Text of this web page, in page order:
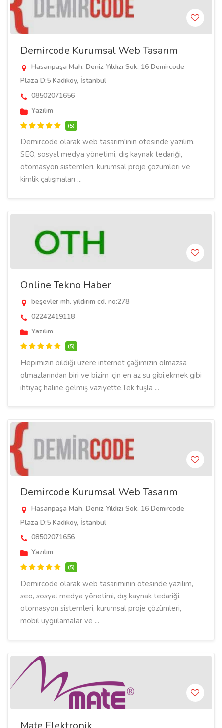
Demircode Kurumsal Web Tasarım
Hasanpaşa Mah. Deniz Yıldızı Sok. 16 Demircode
Plaza D:5 Kadıköy, İstanbul
08502071656
Yazılım
(5)
Demircode olarak web tasarım'ının ötesinde yazılım,
SEO, sosyal medya yönetimi, dış kaynak tedariği,
otomasyon sistemleri, kurumsal proje çözümleri ve
kimlik çalışmaları ...
Online Tekno Haber
beşevler mh. yıldırım cd. no:278
02242419118
Yazılım
(5)
Hepimizin bildiği üzere internet çağımızın olmazsa
olmazlarından biri ve bizim için en az su gibi,ekmek gibi
ihtiyaç haline gelmiş vaziyette.Tek tuşla ...
Demircode Kurumsal Web Tasarım
Hasanpaşa Mah. Deniz Yıldızı Sok. 16 Demircode
Plaza D:5 Kadıköy, İstanbul
08502071656
Yazılım
(5)
Demircode olarak web tasarımının ötesinde yazılım,
seo, sosyal medya yönetimi, dış kaynak tedariği,
otomasyon sistemleri, kurumsal proje çözümleri,
mobil uygulamalar ve ...
Mate Elektronik